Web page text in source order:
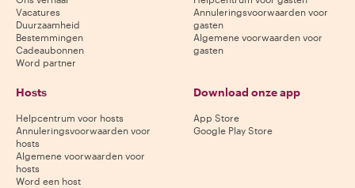
Vacatures
Duurzaamheid
Bestemmingen
Cadeaubonnen
Word partner
Annuleringsvoorwaarden voor
gasten
Algemene voorwaarden voor
gasten
Hosts
Helpcentrum voor hosts
Annuleringsvoorwaarden voor
hosts
Algemene voorwaarden voor
hosts
Word een host
Download onze app
App Store
Google Play Store